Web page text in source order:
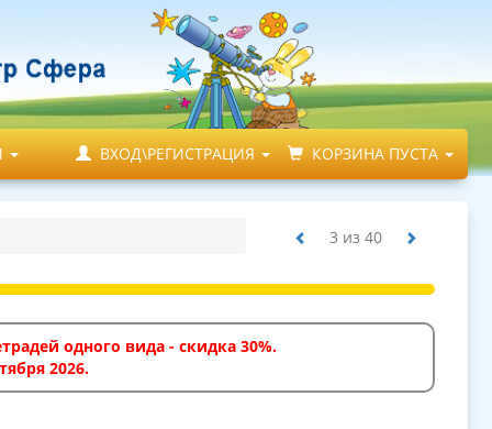
ВХОД\РЕГИСТРАЦИЯ КОРЗИНА ПУСТА
3 из 40
одного вида - скидка 30%.
2026.